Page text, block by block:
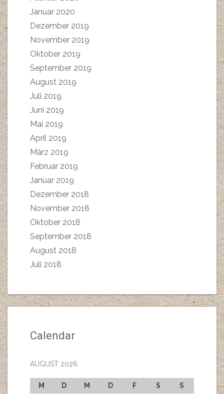
Januar 2020
Dezember 2019
November 2019
Oktober 2019
September 2019
August 2019
Juli 2019
Juni 2019
Mai 2019
April 2019
März 2019
Februar 2019
Januar 2019
Dezember 2018
November 2018
Oktober 2018
September 2018
August 2018
Juli 2018
Calendar
AUGUST 2026
M D M D F S
S